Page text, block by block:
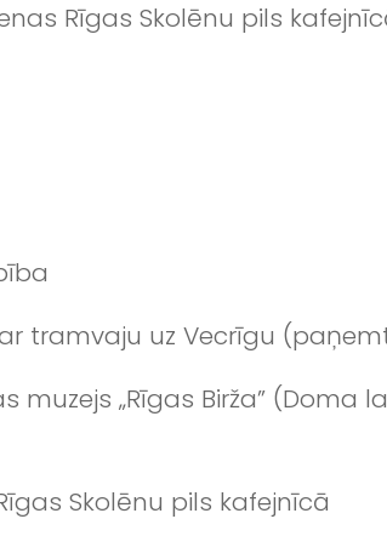
Rīgas Skolēnu pils
tramvaju uz Vecrīgu
muzejs „Rīgas Birža”
Skolēnu pils kafejnīcā